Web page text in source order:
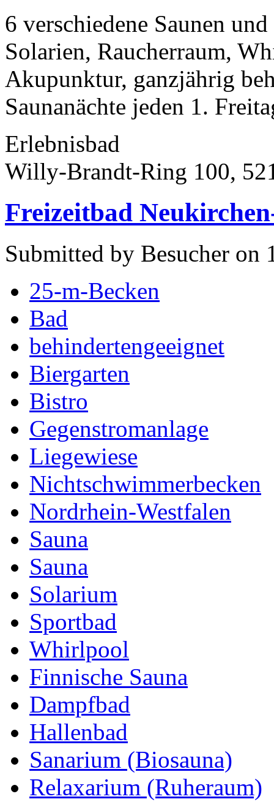
6 verschiedene Saunen
Solarien, Raucherraum,
Akupunktur, ganzjährig
Saunanächte jeden 1.
Erlebnisbad
Willy-Brandt-Ring 100,
Freizeitbad
Submitted by Besucher on
25-m-Becken
Bad
behindertengeeignet
Biergarten
Bistro
Gegenstromanlage
Liegewiese
Nichtschwimmerbecken
Nordrhein-Westfalen
Sauna
Sauna
Solarium
Sportbad
Whirlpool
Finnische Sauna
Dampfbad
Hallenbad
Sanarium (Biosauna)
Relaxarium (Ruheraum)